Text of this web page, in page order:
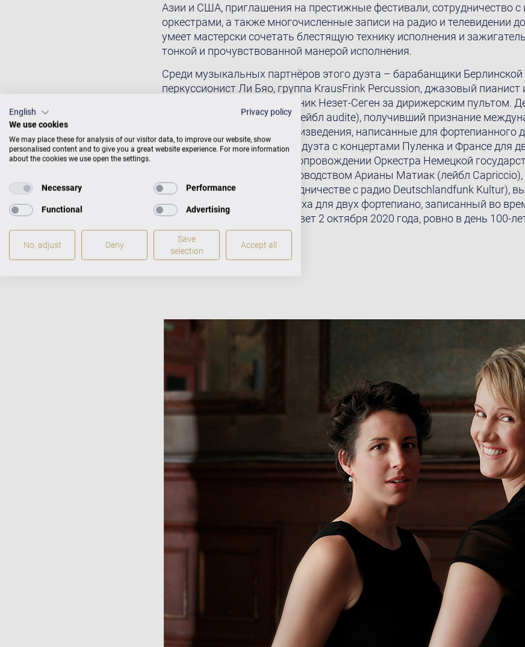
Азии и США, приглашения на престижные фестивали, сотрудничество
оркестрами, а также многочисленные записи на радио и телевидении
умеет мастерски сочетать блестящую технику исполнения и
тонкой и прочувствованной манерой исполнения.
Среди музыкальных партнёров этого дуэта – барабанщики
перкуссионист Ли Бяо, группа KrausFrink Percussion, джазовый
а также Ариан Матиак и Янник Незет-Сеген за дирижерским
и Рики Бард PAS DE DEUX (лейбл audite), получивший признание
в 2012 году и включает произведения, написанные для фортепианного
последовал второй альбом дуэта с концертами Пуленка и Франсе для
оркестром, записанный в сопровождении Оркестра Немецкой
Рейнланд-Пфальца под руководством Арианы Матиак (лейбл Capriccio),
лейбле Capriccio (при сотрудничестве с радио Deutschlandfunk Kultur),
произведениями Макса Бруха для двух фортепиано, записанный во
Макса Бруха: диск увидел свет 2 октября 2020 года, ровно в день 100-
композитора.
Foto © Uwe Arens
English
Privacy policy
We use cookies
We may place these for analysis of our visitor data, to improve our website, show
personalised content and to give you a great website experience. For more information
about the cookies we use open the settings.
Necessary Performance
Functional Advertising
No, adjust Deny
Save
selection
Accept all